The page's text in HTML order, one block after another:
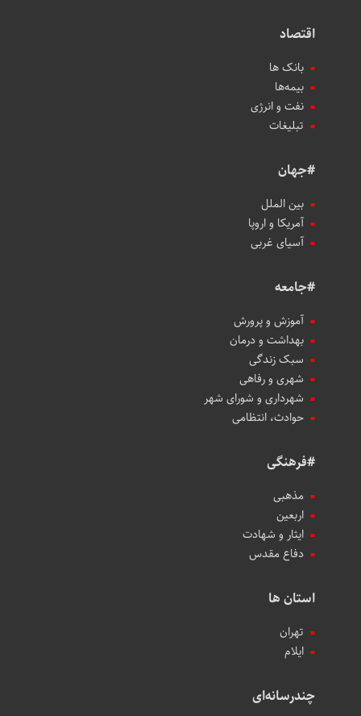
اقتصاد
بانک ها
بیمه‌ها
نفت و انرژی
تبلیغات
#جهان
بین الملل
آمریکا و اروپا
آسیای غربی
#جامعه
آموزش و پرورش
بهداشت و درمان
سبک زندگی
شهری و رفاهی
شهرداری و شورای شهر
حوادث، انتظامی
#فرهنگی
مذهبی
اربعین
ایثار و شهادت
دفاع مقدس
استان ها
تهران
ایلام
چندرسانه‌ای